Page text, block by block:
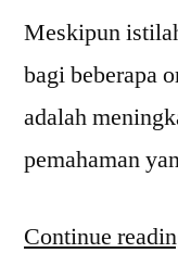
Meskipun
bagi beberapa
adalah
pemahaman
Continue